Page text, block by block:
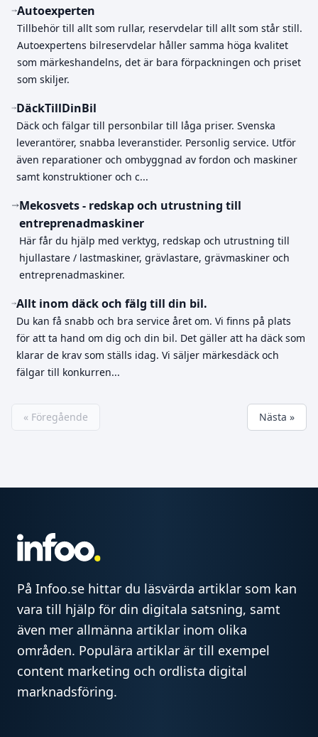
Autoexperten
Tillbehör till allt som rullar, reservdelar till allt som står still.
Autoexpertens bilreservdelar håller samma höga kvalitet
som märkeshandelns, det är bara förpackningen och priset
som skiljer.
DäckTillDinBil
Däck och fälgar till personbilar till låga priser. Svenska
leverantörer, snabba leveranstider. Personlig service. Utför
även reparationer och ombyggnad av fordon och maskiner
samt konstruktioner och c...
Mekosvets - redskap och utrustning till
entreprenadmaskiner
Här får du hjälp med verktyg, redskap och utrustning till
hjullastare / lastmaskiner, grävlastare, grävmaskiner och
entreprenadmaskiner.
Allt inom däck och fälg till din bil.
Du kan få snabb och bra service året om. Vi finns på plats
för att ta hand om dig och din bil. Det gäller att ha däck som
klarar de krav som ställs idag. Vi säljer märkesdäck och
fälgar till konkurren...
« Föregående Nästa »
På Infoo.se hittar du läsvärda artiklar som kan
vara till hjälp för din digitala satsning, samt
även mer allmänna artiklar inom olika
områden. Populära artiklar är till exempel
content marketing och ordlista digital
marknadsföring.